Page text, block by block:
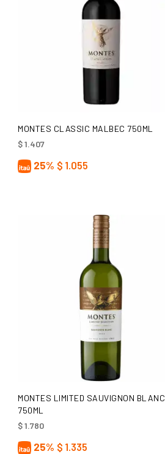
AÑADIR AL CARRITO
MONTES CLASSIC MALBEC 750ML
$1.407
25% $ 1.055
AÑADIR AL CARRITO
MONTES LIMITED SAUVIGNON BLANC
750ML
$1.780
25% $ 1.335